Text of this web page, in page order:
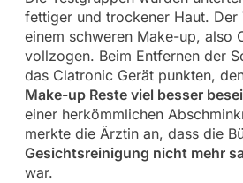
fettiger und trockener Haut. Der
einem schweren Make-up, also
vollzogen. Beim Entfernen der
das Clatronic Gerät punkten,
Make-up Reste viel besser
einer herkömmlichen
merkte die Ärztin an, dass die
Gesichtsreinigung nicht mehr
war.